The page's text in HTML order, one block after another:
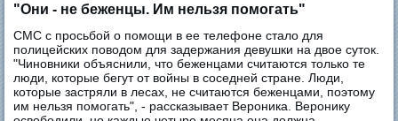
"Они - не беженцы. Им нельзя помогать"
СМС с просьбой о помощи в ее телефоне стало для
полицейских поводом для задержания девушки на двое суток.
"Чиновники объяснили, что беженцами считаются только те
люди, которые бегут от войны в соседней стране. Люди,
которые застряли в лесах, не считаются беженцами, поэтому
им нельзя помогать", - рассказывает Вероника. Веронику